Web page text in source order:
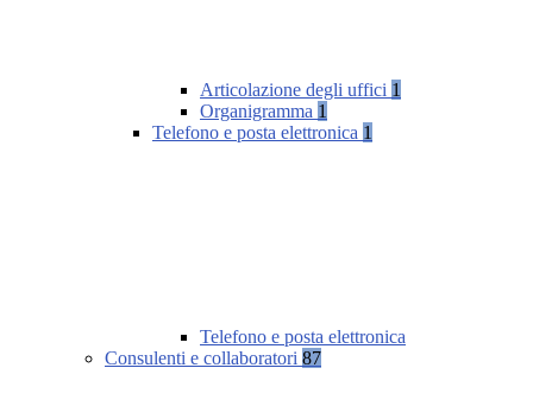
Articolazione degli uffici 1
Organigramma 1
Telefono e posta elettronica 1
Telefono e posta elettronica
Consulenti e collaboratori 87